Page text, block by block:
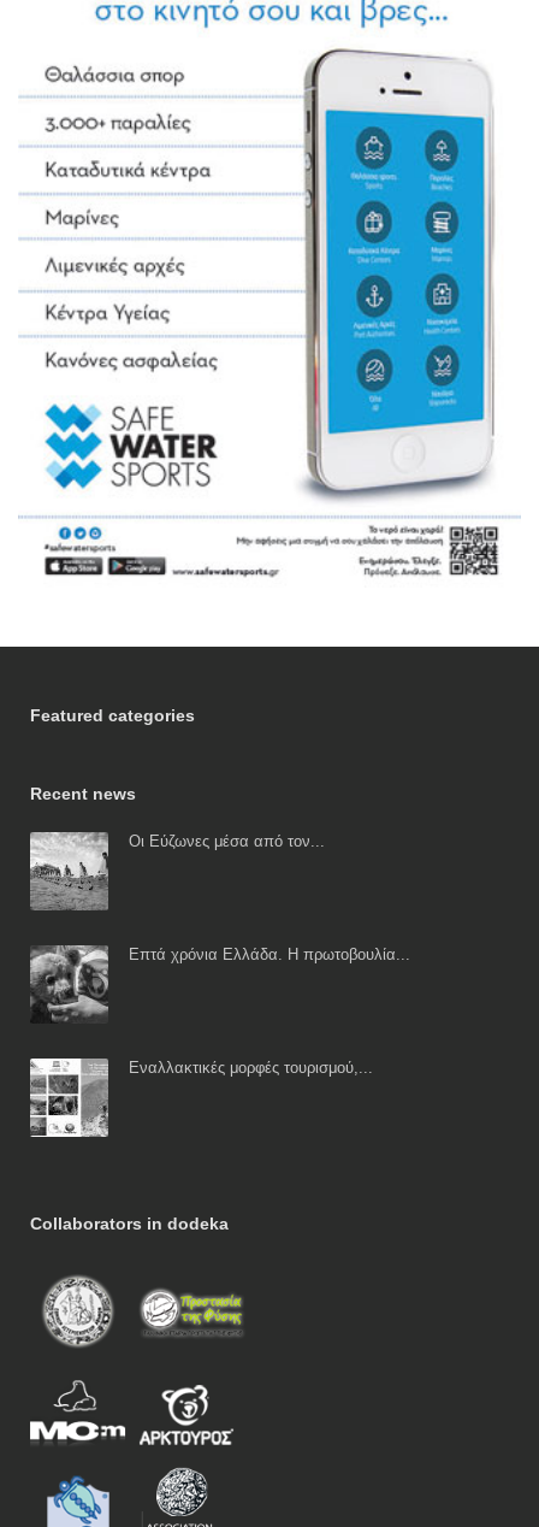
Featured categories
Recent news
Οι Εύζωνες μέσα από τον...
Επτά χρόνια Ελλάδα. Η πρωτοβουλία...
Εναλλακτικές μορφές τουρισμού,...
Collaborators in dodeka